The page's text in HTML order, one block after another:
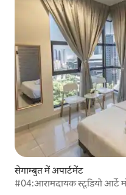
सेगाम्बुत में अपार्टमेंट
#04:आरामदायक स्टूडियो आर्टे